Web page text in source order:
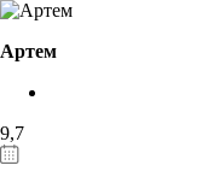
Артем
9,7